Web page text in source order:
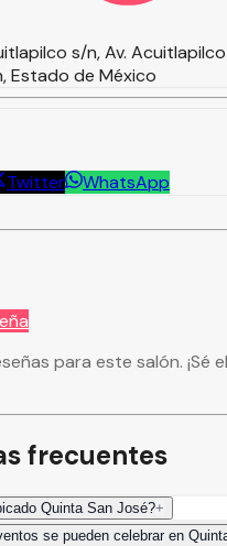
s/n, Av.
Estado de México
Twitter WhatsApp
para este salón. ¡Sé
frecuentes
Quinta San José?+
se pueden celebrar en